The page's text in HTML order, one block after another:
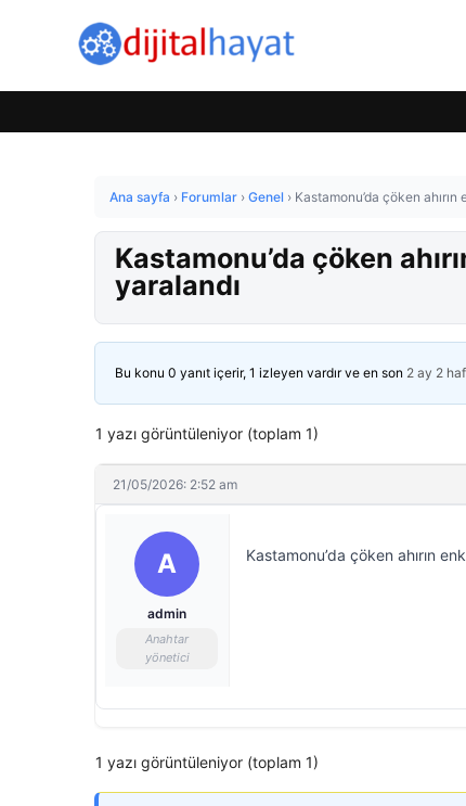
Ana sayfa › Forumlar › Genel › Kastamonu’da çöken ahırın
Kastamonu’da çöken
yaralandı
Bu konu 0 yanıt içerir, 1 izleyen vardır ve en son 2 ay 2
1 yazı görüntüleniyor (toplam 1)
21/05/2026: 2:52 am
A
admin
Anahtar
yönetici
Kastamonu’da çöken ahırın
1 yazı görüntüleniyor (toplam 1)